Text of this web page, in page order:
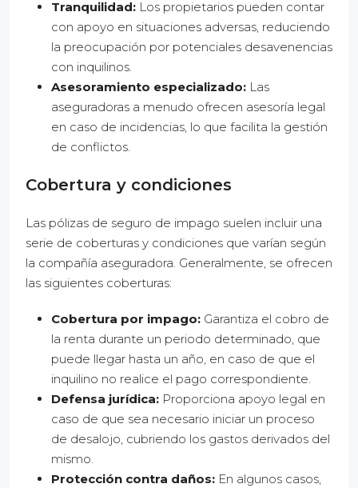
Tranquilidad: Los propietarios pueden contar
con apoyo en situaciones adversas, reduciendo
la preocupación por potenciales desavenencias
con inquilinos.
Asesoramiento especializado: Las
aseguradoras a menudo ofrecen asesoría legal
en caso de incidencias, lo que facilita la gestión
de conflictos.
Cobertura y condiciones
Las pólizas de seguro de impago suelen incluir una
serie de coberturas y condiciones que varían según
la compañía aseguradora. Generalmente, se ofrecen
las siguientes coberturas:
Cobertura por impago: Garantiza el cobro de
la renta durante un periodo determinado, que
puede llegar hasta un año, en caso de que el
inquilino no realice el pago correspondiente.
Defensa jurídica: Proporciona apoyo legal en
caso de que sea necesario iniciar un proceso
de desalojo, cubriendo los gastos derivados del
mismo.
Protección contra daños: En algunos casos,